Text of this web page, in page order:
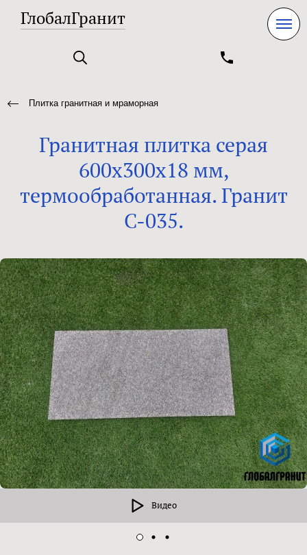
ГлобалГранит
Плитка гранитная и мраморная
Гранитная плитка серая
600x300x18 мм,
термообработанная. Гранит
C-035.
Видео